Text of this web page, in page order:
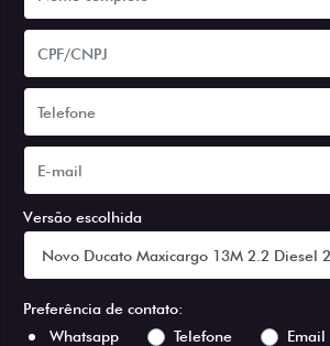
Versão escolhida
Preferência de contato:
Whatsapp
Telefone Email